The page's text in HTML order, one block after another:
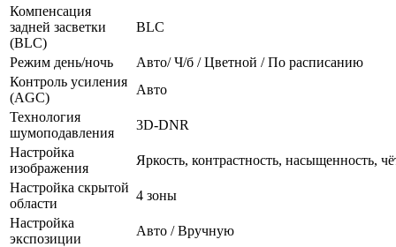
Компенсация
задней засветки
(BLC)
BLC
Режим день/ночь
Авто/ Ч/б / Цветной / По расписанию
Контроль усиления
(AGC)
Авто
Технология
шумоподавления
3D-DNR
Настройка
изображения
Яркость, контрастность, насыщенность,
Настройка скрытой
области
4 зоны
Настройка
экспозиции
Авто / Вручную